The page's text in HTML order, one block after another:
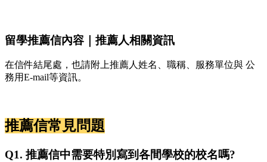
留學推薦信內容｜推薦人相關資訊
在信件結尾處，也請附上推薦人姓名、職稱、服務單位與 公
務用E-mail等資訊。
推薦信常見問題
Q1. 推薦信中需要特別寫到各間學校的校名嗎?